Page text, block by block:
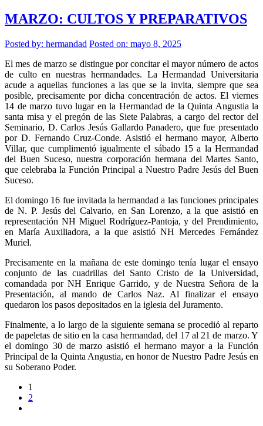
MARZO: CULTOS Y PREPARATIVOS
Posted by: hermandad Posted on: mayo 8, 2025
El mes de marzo se distingue por concitar el mayor número de actos
de culto en nuestras hermandades. La Hermandad Universitaria
acude a aquellas funciones a las que se la invita, siempre que sea
posible, precisamente por dicha concentración de actos. El viernes
14 de marzo tuvo lugar en la Hermandad de la Quinta Angustia la
santa misa y el pregón de las Siete Palabras, a cargo del rector del
Seminario, D. Carlos Jesús Gallardo Panadero, que fue presentado
por D. Fernando Cruz-Conde. Asistió el hermano mayor, Alberto
Villar, que cumplimentó igualmente el sábado 15 a la Hermandad
del Buen Suceso, nuestra corporación hermana del Martes Santo,
que celebraba la Función Principal a Nuestro Padre Jesús del Buen
Suceso.
El domingo 16 fue invitada la hermandad a las funciones principales
de N. P. Jesús del Calvario, en San Lorenzo, a la que asistió en
representación NH Miguel Rodríguez-Pantoja, y del Prendimiento,
en María Auxiliadora, a la que asistió NH Mercedes Fernández
Muriel.
Precisamente en la mañana de este domingo tenía lugar el ensayo
conjunto de las cuadrillas del Santo Cristo de la Universidad,
comandada por NH Enrique Garrido, y de Nuestra Señora de la
Presentación, al mando de Carlos Naz. Al finalizar el ensayo
quedaron los pasos depositados en la iglesia del Juramento.
Finalmente, a lo largo de la siguiente semana se procedió al reparto
de papeletas de sitio en la casa hermandad, del 17 al 21 de marzo. Y
el domingo 30 de marzo asistió el hermano mayor a la Función
Principal de la Quinta Angustia, en honor de Nuestro Padre Jesús en
su Soberano Poder.
Paginación
1
2